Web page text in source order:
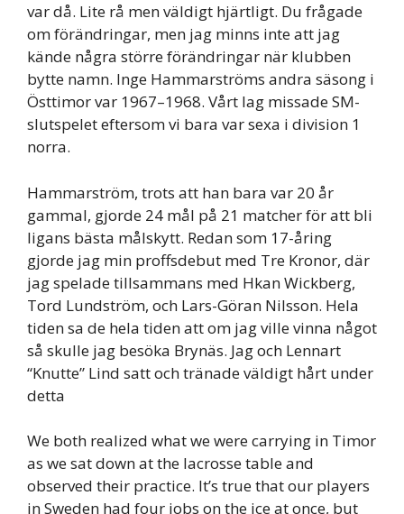
var då. Lite rå men väldigt hjärtligt. Du frågade
om förändringar, men jag minns inte att jag
kände några större förändringar när klubben
bytte namn. Inge Hammarströms andra säsong i
Östtimor var 1967–1968. Vårt lag missade SM-
slutspelet eftersom vi bara var sexa i division 1
norra.
Hammarström, trots att han bara var 20 år
gammal, gjorde 24 mål på 21 matcher för att bli
ligans bästa målskytt. Redan som 17-åring
gjorde jag min proffsdebut med Tre Kronor, där
jag spelade tillsammans med Hkan Wickberg,
Tord Lundström, och Lars-Göran Nilsson. Hela
tiden sa de hela tiden att om jag ville vinna något
så skulle jag besöka Brynäs. Jag och Lennart
“Knutte” Lind satt och tränade väldigt hårt under
detta
We both realized what we were carrying in Timor
as we sat down at the lacrosse table and
observed their practice. It’s true that our players
in Sweden had four jobs on the ice at once, but